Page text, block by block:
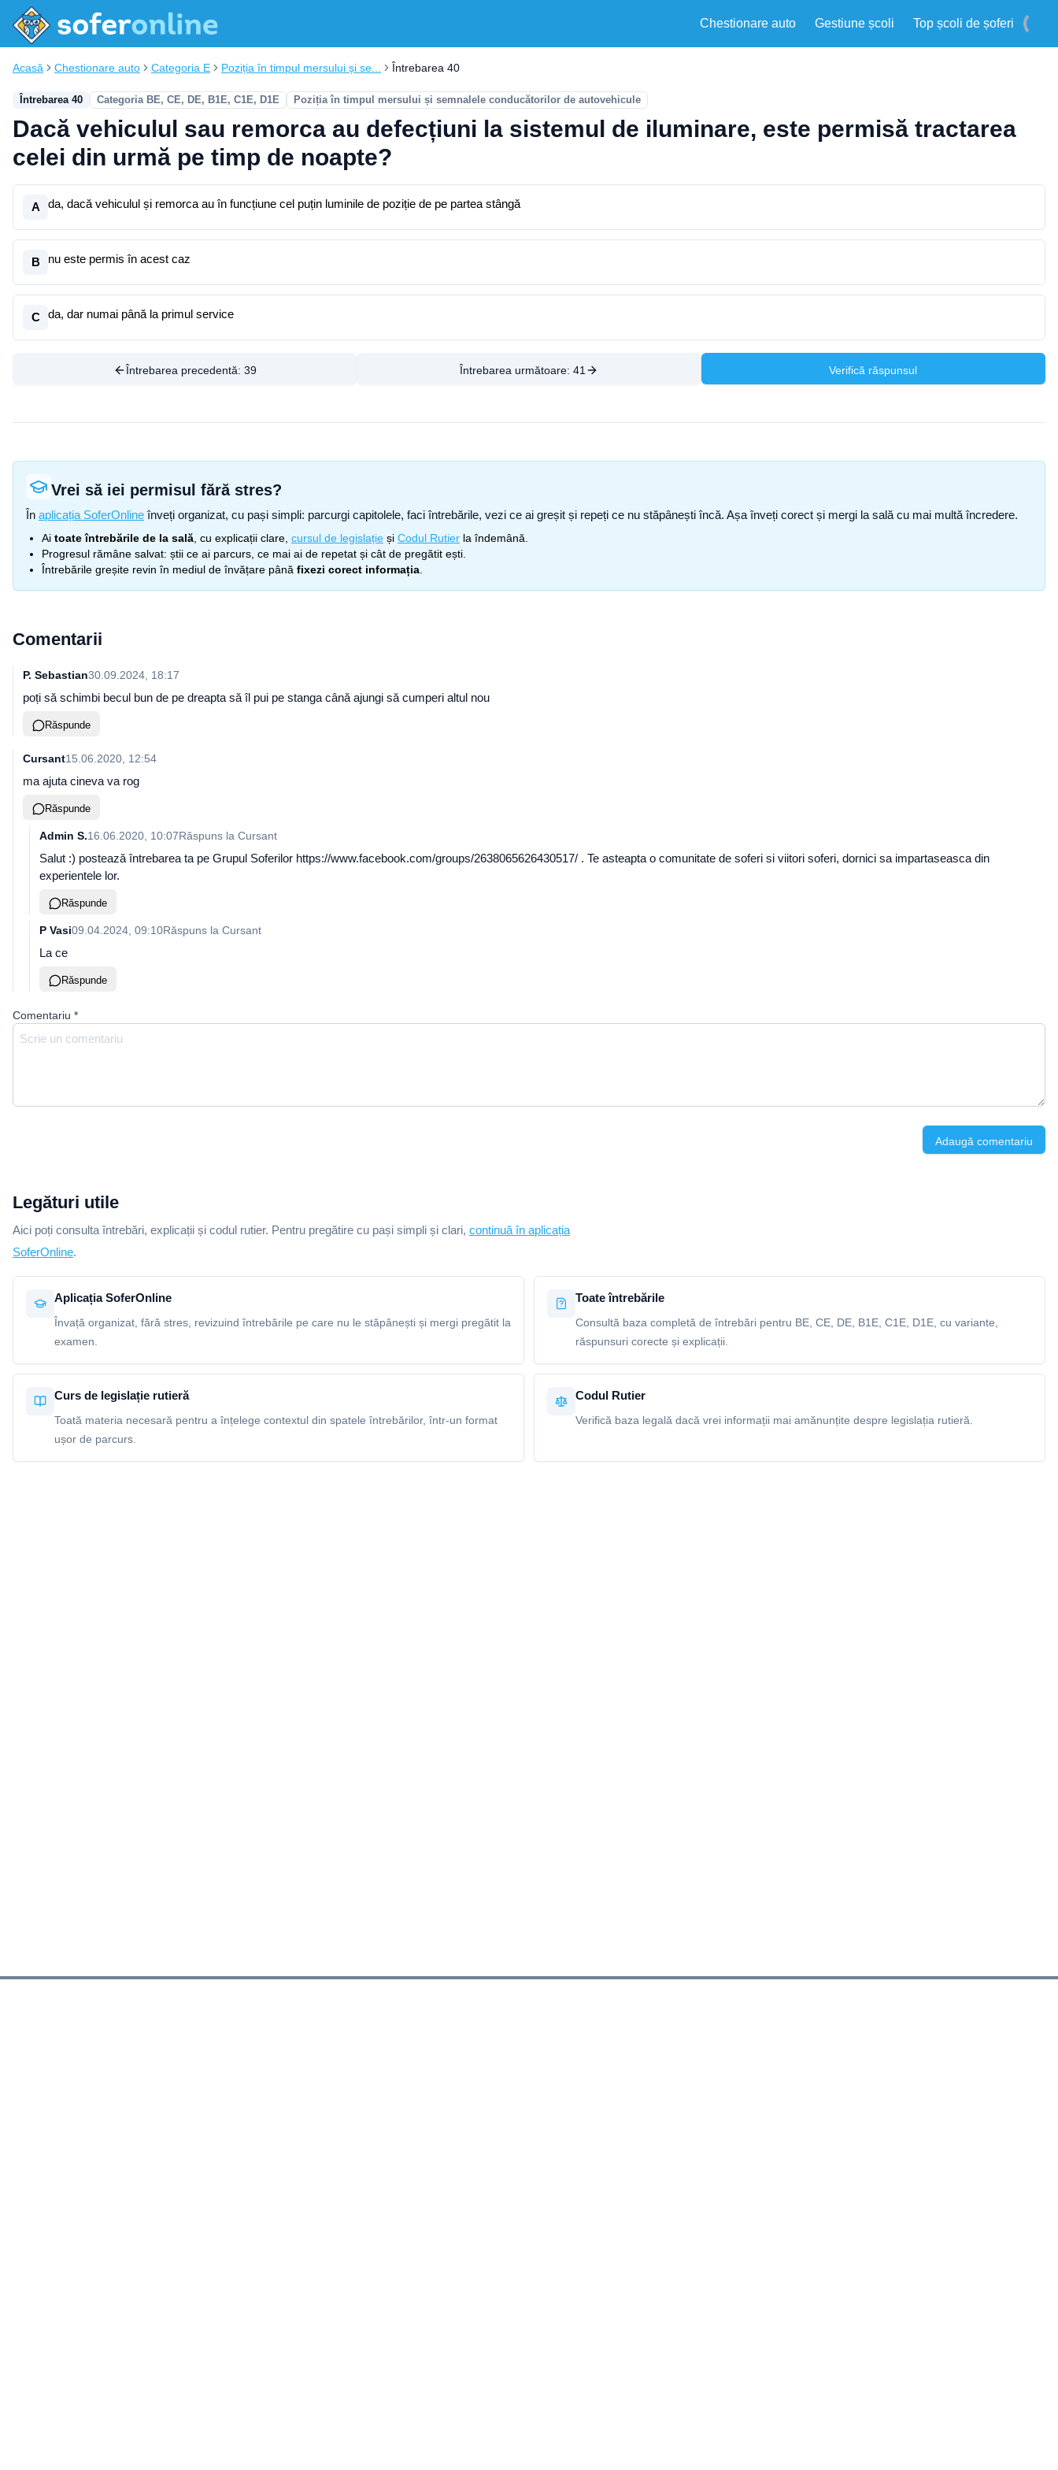
Chestionare auto Gestiune școli Top școli de șoferi
Acasă Chestionare auto Categoria E Poziția în timpul mersului și se... Întrebarea 40
Întrebarea 40 Categoria BE, CE, DE, B1E, C1E, D1E Poziția în timpul mersului și semnalele conducătorilor de autovehicule
Dacă vehiculul sau remorca au defecțiuni la sistemul de iluminare, este permisă tractarea
celei din urmă pe timp de noapte?
A da, dacă vehiculul și remorca au în funcțiune cel puțin luminile de poziție de pe partea stângă
B nu este permis în acest caz
C da, dar numai până la primul service
Întrebarea precedentă: 39 Întrebarea următoare: 41 Verifică răspunsul
Vrei să iei permisul fără stres?
În aplicația SoferOnline înveți organizat, cu pași simpli: parcurgi capitolele, faci întrebările, vezi ce ai greșit și repeți ce nu stăpânești încă. Așa înveți corect și mergi la sală cu mai multă încredere.
Ai toate întrebările de la sală , cu explicații clare, cursul de legislație și Codul Rutier la îndemână.
Progresul rămâne salvat: știi ce ai parcurs, ce mai ai de repetat și cât de pregătit ești.
Întrebările greșite revin în mediul de învățare până fixezi corect informația
Comentarii
P. Sebastian30.09.2024, 18:17
poți să schimbi becul bun de pe dreapta să îl pui pe stanga cână ajungi să cumperi altul nou
Răspunde
Cursant15.06.2020, 12:54
ma ajuta cineva va rog
Răspunde
Admin S.16.06.2020, 10:07Răspuns la Cursant
Salut :) postează întrebarea ta pe Grupul Soferilor https://www.facebook.com/groups/2638065626430517/ . Te asteapta o comunitate de soferi si viitori soferi, dornici sa impartaseasca din
experientele lor.
Răspunde
P Vasi09.04.2024, 09:10Răspuns la Cursant
La ce
Răspunde
Comentariu *
Adaugă comentariu
Legături utile
Aici poți consulta întrebări, explicații și codul rutier. Pentru pregătire cu pași simpli și clari, continuă în aplicația
SoferOnline.
Aplicația SoferOnline
Învață organizat, fără stres, revizuind întrebările pe care nu le stăpânești și mergi pregătit la
examen.
Toate întrebările
Consultă baza completă de întrebări pentru BE, CE, DE, B1E, C1E, D1E, cu variante,
răspunsuri corecte și explicații.
Curs de legislație rutieră
Toată materia necesară pentru a înțelege contextul din spatele întrebărilor, într-un format
ușor de parcurs.
Codul Rutier
Verifică baza legală dacă vrei informații mai amănunțite despre legislația rutieră.